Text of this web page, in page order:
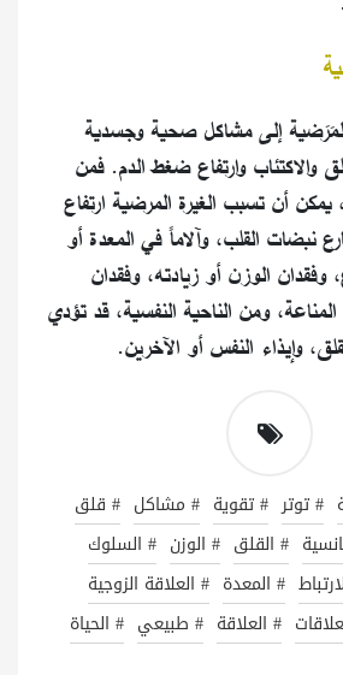
إلى مشاكل صحية وجسدية
والاكتئاب وارتفاع ضغط الدم. فمن
يمكن أن تسبب الغيرة المرضية ارتفاع
نبضات القلب، وآلاماً في المعدة أو
وفقدان الوزن أو زيادته، وفقدان
ومن الناحية النفسية، قد تؤدي
وإيذاء النفس أو الآخرين.
# توتر # تقوية # مشاكل # قلق
# القلق # الوزن # السلوك
# المعدة # العلاقة الزوجية
# العلاقة # طبيعي # الحياة